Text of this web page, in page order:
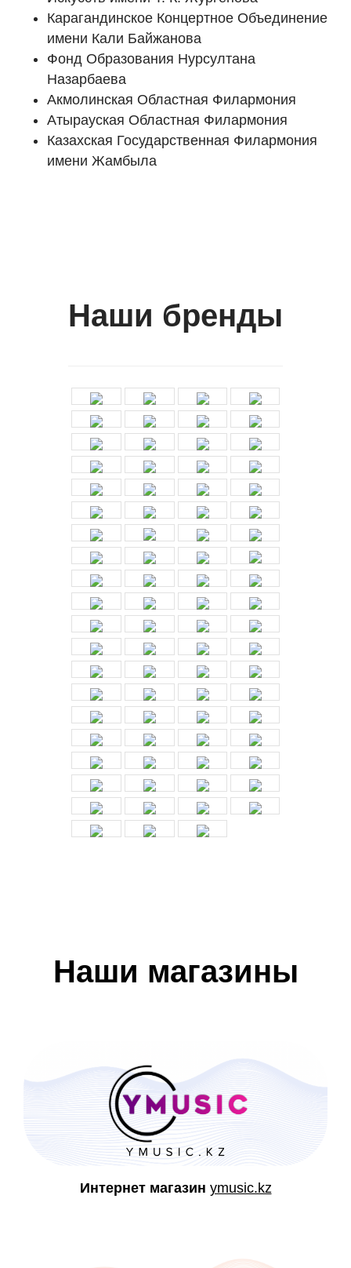
Карагандинское Концертное Объединение
имени Кали Байжанова
Фонд Образования Нурсултана
Назарбаева
Акмолинская Областная Филармония
Атырауская Областная Филармония
Казахская Государственная Филармония
имени Жамбыла
Наши бренды
Наши магазины
Интернет магазин ymusic.kz